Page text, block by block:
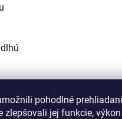
pohodlné
zlepšovali jej funkcie,